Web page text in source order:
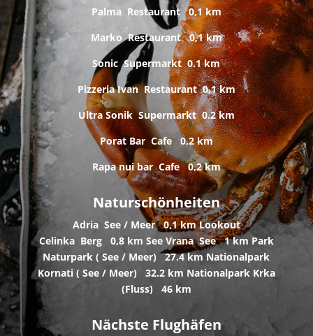
Palma Restaurant 0,1 km
Marko Restaurant 0,1 km
Sonic Supermarkt 0.1 km
Pizzeria Ivan Restaurant 0,1 km
Ultra Sonik Supermarkt 0.2 km
Porat Bar Cafe 0,2 km
Rapa nui bar Cafe 0,2 km
Naturschönheiten
Adria See / Meer 0,1 km Lookout
Celinka Berg 0,8 km See Vrana See 1 km Park
Naturpark ( See / Meer) 27.4 km Nationalpark
Kornati ( See / Meer)
32.2 km Nationalpark Krka
(Fluss) 46 km
Nächste Flughäfen